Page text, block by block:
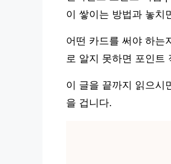
이 쌓이는 방법과 놓치
어떤 카드를 써야 하는
로 알지 못하면 포인트
이 글을 끝까지 읽으시
을 겁니다.